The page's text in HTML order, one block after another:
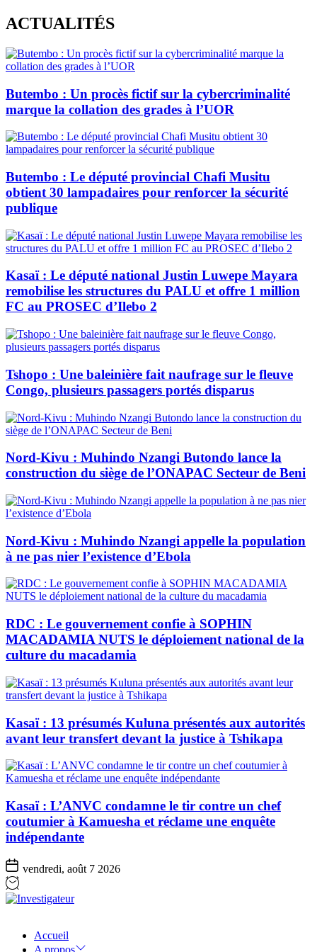
Skip
to
content
ACTUALITÉS
Butembo : Un procès fictif sur la cybercriminalité
marque la collation des grades à l’UOR
Butembo : Le député provincial Chafi Musitu
obtient 30 lampadaires pour renforcer la sécurité
publique
Kasaï : Le député national Justin Luwepe Mayara
remobilise les structures du PALU et offre 1 million
FC au PROSEC d’Ilebo 2
Tshopo : Une baleinière fait naufrage sur le fleuve
Congo, plusieurs passagers portés disparus
Nord-Kivu : Muhindo Nzangi Butondo lance la
construction du siège de l’ONAPAC Secteur de Beni
Nord-Kivu : Muhindo Nzangi appelle la population
à ne pas nier l’existence d’Ebola
RDC : Le gouvernement confie à SOPHIN
MACADAMIA NUTS le déploiement national de la
culture du macadamia
Kasaï : 13 présumés Kuluna présentés aux autorités
avant leur transfert devant la justice à Tshikapa
Kasaï : L’ANVC condamne le tir contre un chef
coutumier à Kamuesha et réclame une enquête
indépendante
vendredi, août 7 2026
Accueil
A propos